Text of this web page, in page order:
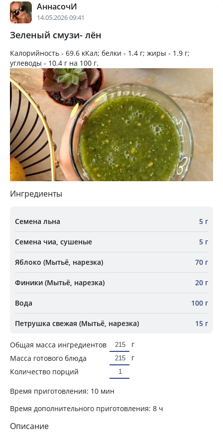
АннасочИ
14.05.2026 09:41
Зеленый смузи- лён
Калорийность - 69.6 кКал; белки - 1.4 г; жиры - 1.9 г;
углеводы - 10.4 г на 100 г.
Ингредиенты
Семена льна 5 г
Семена чиа, сушеные 5 г
Яблоко (Мытьё, нарезка) 70 г
Финики (Мытьё, нарезка) 20 г
Вода 100 г
Петрушка свежая (Мытьё, нарезка) 15 г
Общая масса ингредиентов
г
Масса готового блюда
г
Количество порций
Время приготовления: 10 мин
Время дополнительного приготовления: 8 ч
Описание